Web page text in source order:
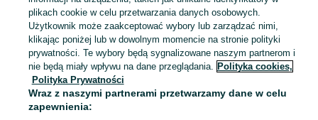
Sprzedaż sprzętu sportowego i hobby Września ▶️ Szeroki wybór produktów ✅ Nowe i używane w atrakcyjnych cenach ✌ Sprawdź ogłoszenia na OLX.pl!
Mapa kategorii
Mapa miejscowości
Mapa ministron
Popularne wyszukiwania
plikach cookie w celu przetwarzania danych osobowych.
Użytkownik może zaakceptować wybory lub zarządzać nimi,
klikając poniżej lub w dowolnym momencie na stronie polityki
prywatności. Te wybory będą sygnalizowane naszym partnerom i
nie będą miały wpływu na dane przeglądania. Polityka cookies,
Polityka Prywatności
Wraz z naszymi partnerami przetwarzamy dane w celu
zapewnienia: